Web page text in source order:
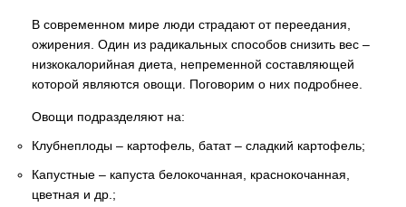
В современном мире люди страдают от переедания,
ожирения. Один из радикальных способов снизить вес –
низкокалорийная диета, непременной составляющей
которой являются овощи. Поговорим о них подробнее.
Овощи подразделяют на:
Клубнеплоды – картофель, батат – сладкий картофель;
Капустные – капуста белокочанная, краснокочанная,
цветная и др.;